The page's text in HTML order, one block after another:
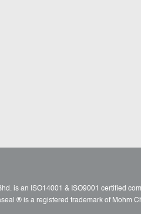
is an ISO14001 & ISO9001 certified
® is a registered trademark of Mohm